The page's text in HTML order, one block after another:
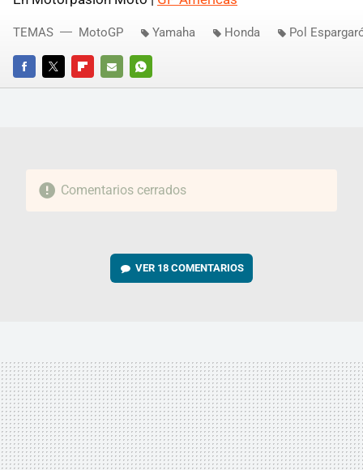
FACEBOOKTWITTERFLIPBOARD
E-
WHATSAPP
TEMAS MotoGP Yamaha Honda Pol
Comentarios cerrados
VER 18 COMENTARIOS